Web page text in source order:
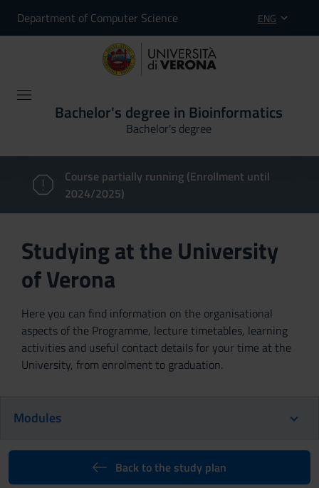
Department of Computer Science ENG
Bachelor's degree in Bioinformatics
Bachelor's degree
Course partially running (Enrollment until
2024/2025)
Studying at the University
of Verona
Here you can find information on the organisational
aspects of the Programme, lecture timetables, learning
activities and useful contact details for your time at the
University, from enrolment to graduation.
Modules
Back to the study plan